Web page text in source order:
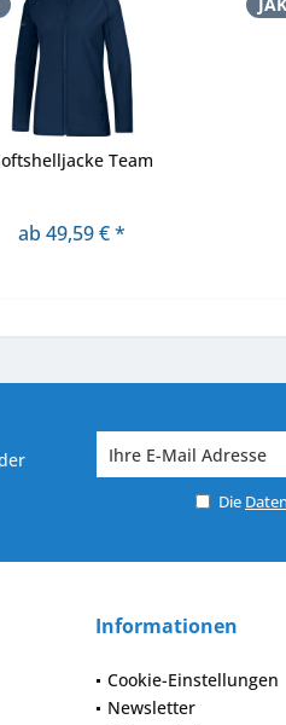
Team
ab 49,59 € *
Die
Informationen
Cookie-Einstellungen
Newsletter